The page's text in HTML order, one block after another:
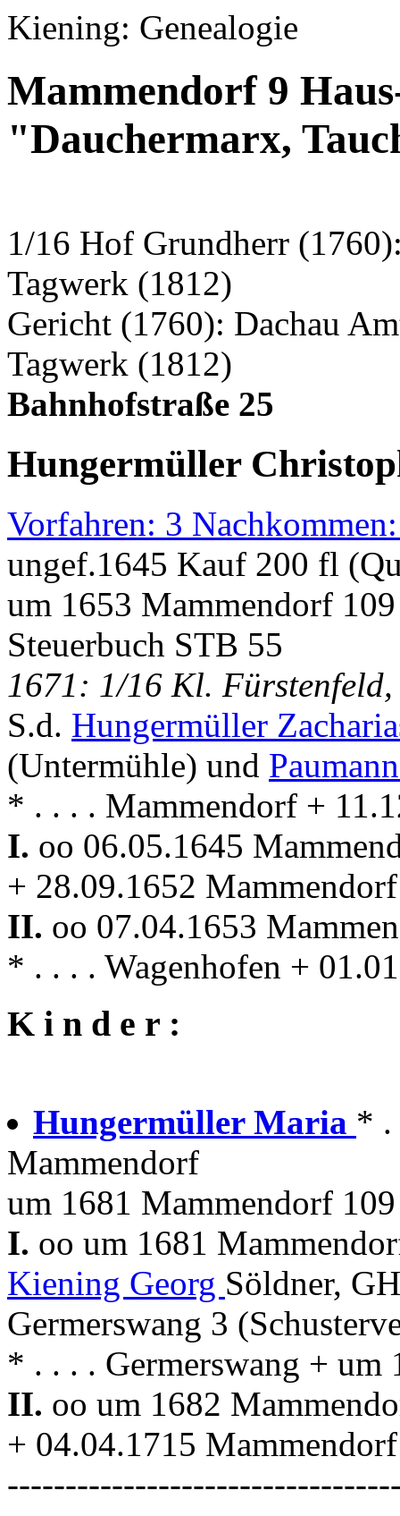
Kiening: Genealogie
Mammendorf 9
"Dauchermarx,
1/16 Hof Grundherr
Tagwerk (1812)
Gericht (1760): Dachau
Tagwerk (1812)
Bahnhofstraße 25
Hungermüller
Vorfahren: 3
ungef.1645 Kauf 200 fl
um 1653 Mammendorf
Steuerbuch STB 55
1671: 1/16 Kl.
S.d. Hungermüller
(Untermühle) und
* . . . . Mammendorf +
I. oo 06.05.1645
+ 28.09.1652 Mammendorf
II. oo 07.04.1653
* . . . . Wagenhofen +
K i n d e r :
Hungermüller Maria * .
Mammendorf
um 1681 Mammendorf
I. oo um 1681
Kiening Georg Söldner,
Germerswang 3
* . . . . Germerswang + um
II. oo um 1682
+ 04.04.1715 Mammendorf